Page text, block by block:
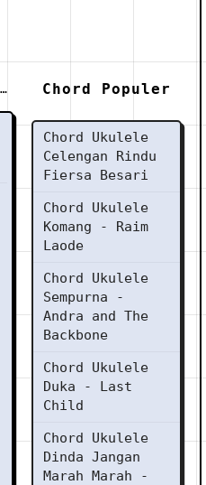
Chord Populer
Chord Ukulele
Celengan Rindu
Fiersa Besari
Chord Ukulele
Komang - Raim
Laode
Chord Ukulele
Sempurna -
Andra and The
Backbone
Chord Ukulele
Duka - Last
Child
Chord Ukulele
Dinda Jangan
Marah Marah -